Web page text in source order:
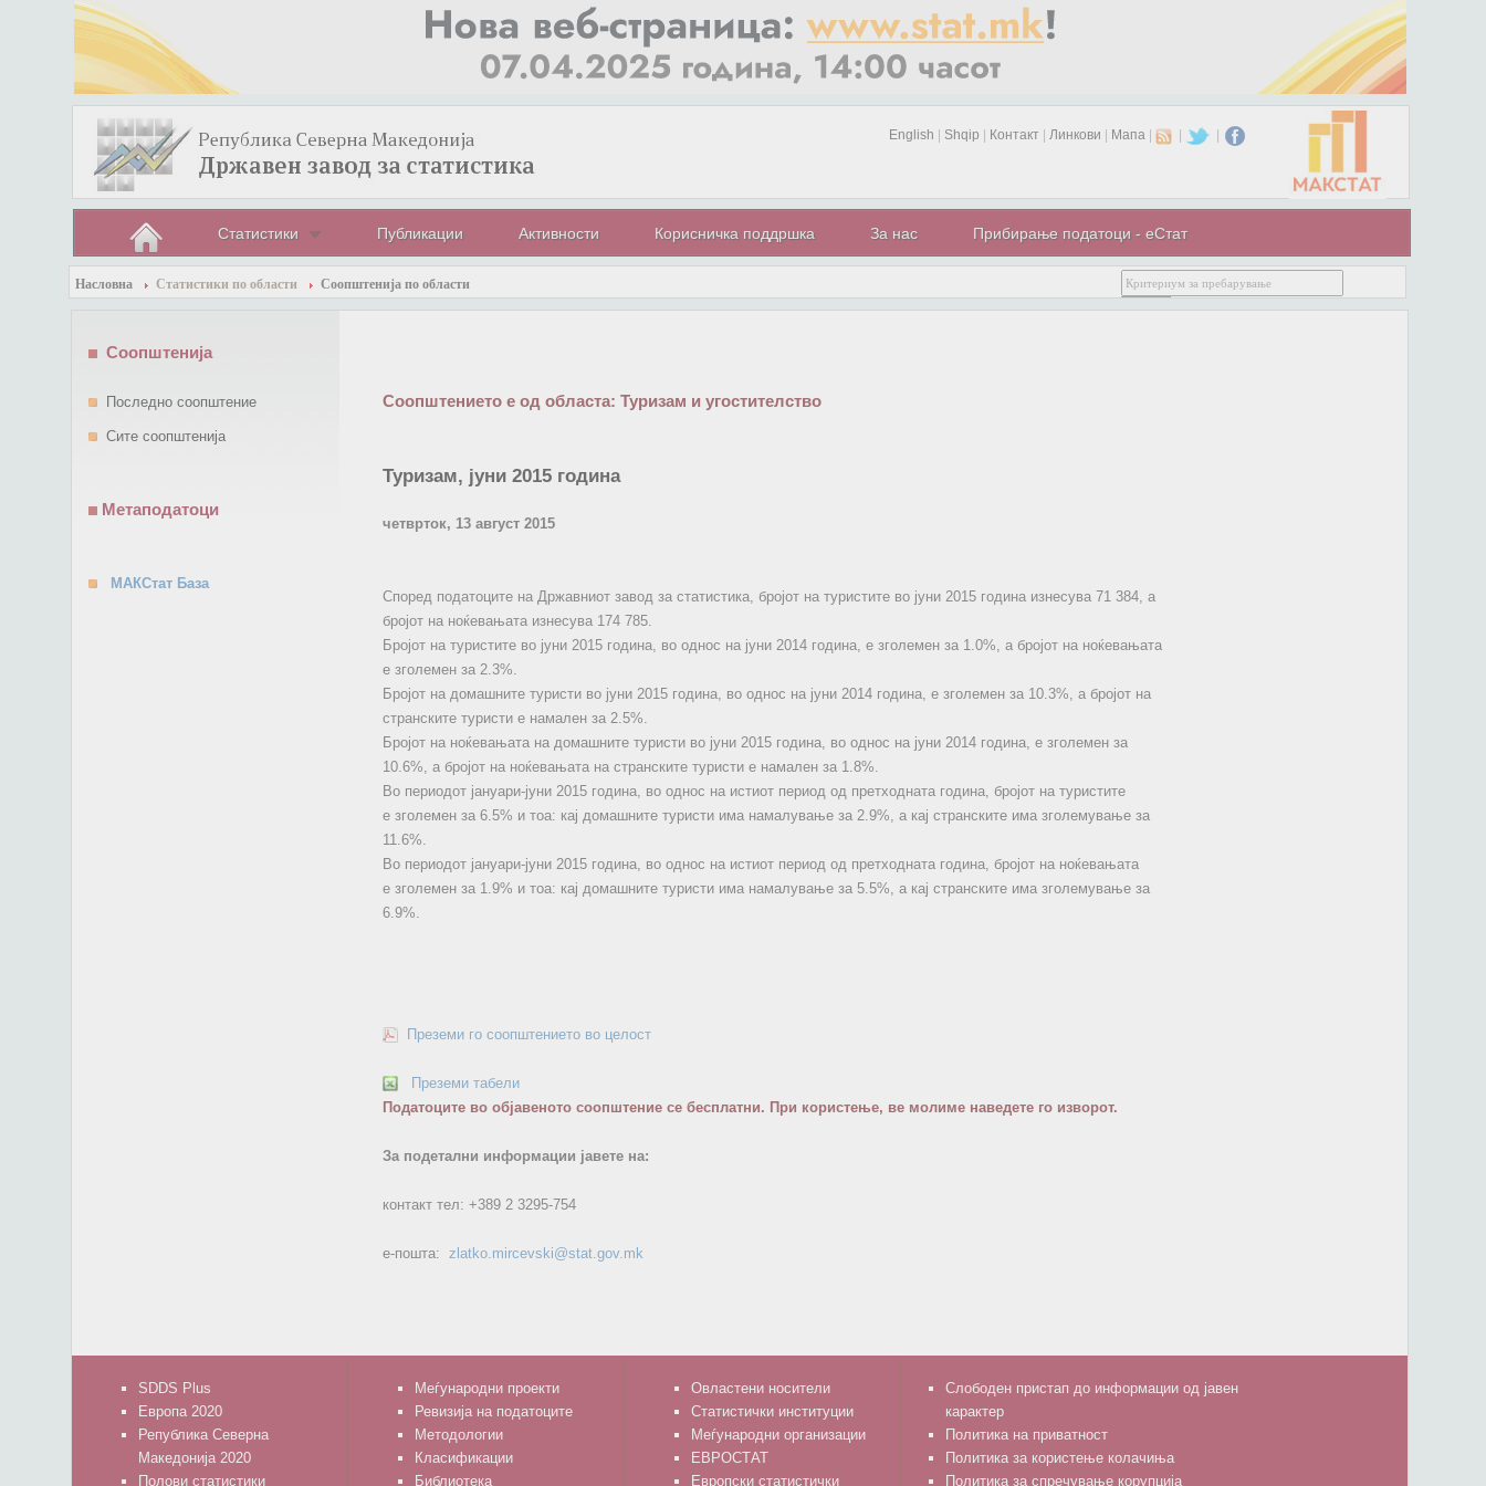
English Shqip Контакт Линкови Мапа| | |
Статистики Публикации Активности Корисничка поддршка За нас Прибирање податоци - еСтат
Насловна Статистики по области Соопштенија по области
Соопштението е од областа: Туризам и угостителство
Туризам, јуни 2015 година
четврток, 13 август 2015
Според податоците на Државниот завод за статистика, бројот на туристите во јуни 2015 година изнесува 71 384, а
бројот на ноќевањата изнесува 174 785.
Бројот на туристите во јуни 2015 година, во однос на јуни 2014 година, е зголемен за 1.0%, а бројот на ноќевањата
е зголемен за 2.3%.
Бројот на домашните туристи во јуни 2015 година, во однос на јуни 2014 година, е зголемен за 10.3%, а бројот на
странските туристи е намален за 2.5%.
Бројот на ноќевањата на домашните туристи во јуни 2015 година, во однос на јуни 2014 година, е зголемен за
10.6%, а бројот на ноќевањата на странските туристи е намален за 1.8%.
Во периодот јануари-јуни 2015 година, во однос на истиот период од претходната година, бројот на туристите
е зголемен за 6.5% и тоа: кај домашните туристи има намалување за 2.9%, а кај странските има зголемување за
11.6%.
Во периодот јануари-јуни 2015 година, во однос на истиот период од претходната година, бројот на ноќевањата
е зголемен за 1.9% и тоа: кај домашните туристи има намалување за 5.5%, а кај странските има зголемување за
6.9%.
Преземи го соопштението во целост
Преземи табели
Податоците во објавеното соопштение се бесплатни. При користење, ве молиме наведете го изворот.
За подетални информации јавете на:
контакт тел: +389 2 3295-754
е-пошта: zlatko.mircevski@stat.gov.mk
Соопштенија
Последно соопштение
Сите соопштенија
Метаподатоци
МАКСтат База
SDDS Plus
Европа 2020
Република Северна
Македонија 2020
Полови статистики
Меѓународни проекти
Ревизија на податоците
Методологии
Класификации
Библиотека
Овластени носители
Статистички институции
Меѓународни организации
ЕВРОСТАТ
Европски статистички
Слободен пристап до информации од јавен
карактер
Политика на приватност
Политика за користење колачиња
Политика за спречување корупција